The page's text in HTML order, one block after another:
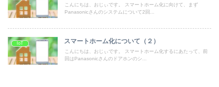
こんにちは、おじぃです。 スマートホーム化に向けて、まず
Panasonicさんのシステムについて2回...
IoT スマートホーム化について（２）
こんにちは、おじぃです。 スマートホーム化するにあたって、前
回はPanasonicさんのドアホンのシ...